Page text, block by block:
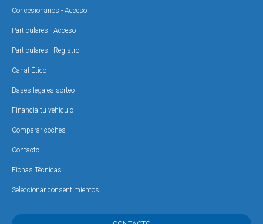
Concesionarios - Acceso
Particulares - Acceso
Particulares - Registro
Canal Ético
Bases legales sorteo
Financia tu vehículo
Comparar coches
Contacto
Fichas Técnicas
Seleccionar consentimientos